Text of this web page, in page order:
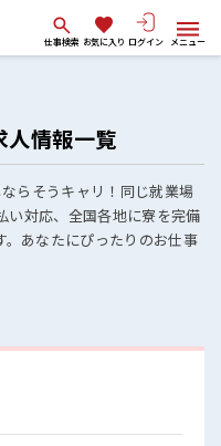
仕事検索 お気に入り ログイン メニュー
人情報一覧
らそうキャリ！同じ就業場
い対応、全国各地に寮を完備
。あなたにぴったりのお仕事